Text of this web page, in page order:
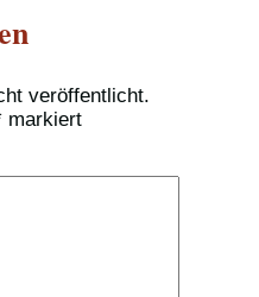
veröffentlicht.
markiert